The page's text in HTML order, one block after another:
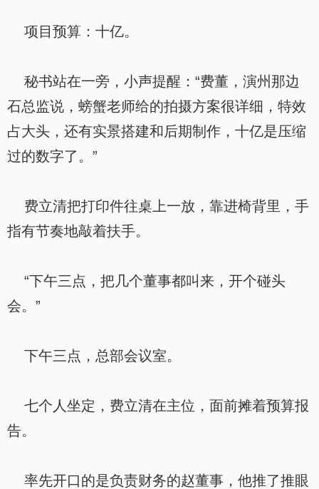
项目预算：十亿。
秘书站在一旁，小声提醒：“费董，演州那边
石总监说，螃蟹老师给的拍摄方案很详细，特效
占大头，还有实景搭建和后期制作，十亿是压缩
过的数字了。”
费立清把打印件往桌上一放，靠进椅背里，手
指有节奏地敲着扶手。
“下午三点，把几个董事都叫来，开个碰头
会。”
下午三点，总部会议室。
七个人坐定，费立清在主位，面前摊着预算报
告。
率先开口的是负责财务的赵董事，他推了推眼